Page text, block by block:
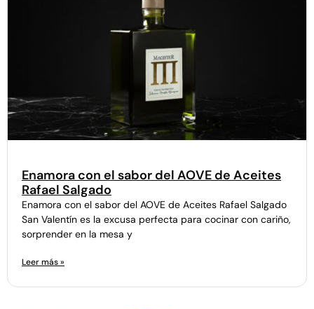
Enamora con el sabor del AOVE de Aceites
Rafael Salgado
Enamora con el sabor del AOVE de Aceites Rafael Salgado
San Valentín es la excusa perfecta para cocinar con cariño,
sorprender en la mesa y
Leer más »